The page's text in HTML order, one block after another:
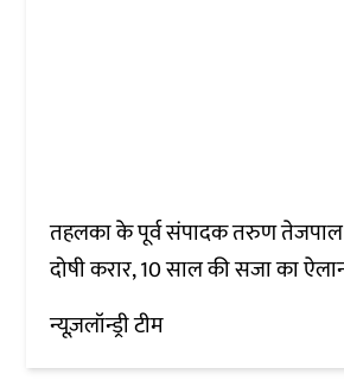
तहलका के पूर्व संपादक तरुण तेजपाल
दोषी करार, 10 साल की सजा का
न्यूज़लॉन्ड्री टीम